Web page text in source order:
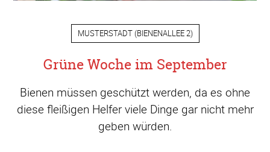
MUSTERSTADT(BIENENALLEE 2)
Grüne Woche im September
Bienen müssen geschützt werden, da es ohne
diese fleißigen Helfer viele Dinge gar nicht mehr
geben würden.